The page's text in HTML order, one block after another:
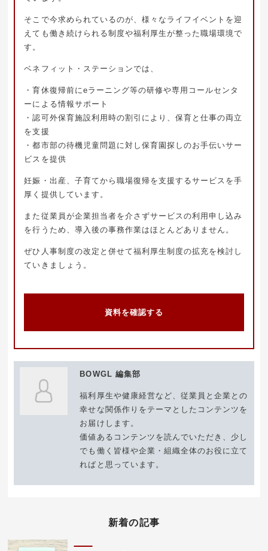
そこで今求められているのが、様々なライフイベントを迎
えても働き続けられる制度や福利厚生が整った職場環境で
す。
ベネフィット・ステーションでは、
・育休復帰前にeラーニング等の研修や専用コールセンタ
ーによる情報サポート
・認可外保育施設利用時の割引により、保育と仕事の両立
を支援
・都市部の待機児童問題に対し保育園探しのお手伝いサー
ビスを提供
妊娠・出産、子育てから職場復帰を支援するサービスを手
厚く提供しています。
また従業員が企業担当者を介さずサービスの利用申し込み
を行うため、導入後の事務作業はほとんどありません。
ぜひ人事制度の改定と併せて福利厚生制度の拡充を検討し
ていきましょう。
資料を確認する
BOWGL 編集部
福利厚生や健康経営など、従業員と企業との
幸せな関係作りをテーマとしたコンテンツを
お届けします。
価値あるコンテンツを読んでいただき、少し
でも働く皆様や企業・組織全体のお役に立て
ればと思っています。
新着の記事